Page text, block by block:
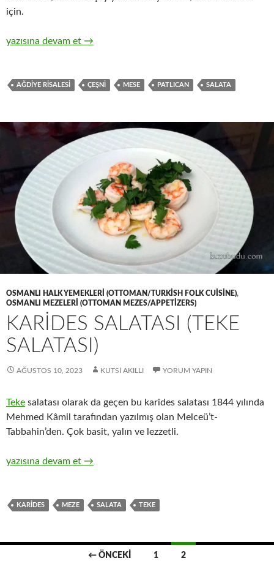
için.
Tarla Balığı
yazısına devam et →
AĞDIYE RISALESI ÇEŞNI MESE PATLICAN SALATA
OSMANLI HALK YEMEKLERI (OTTOMAN/TURKISH FOLK CUISINE),
OSMANLI MEZELERI (OTTOMAN MEZES/APPETIZERS)
KARİDES SALATASI (TEKE
SALATASI)
AĞUSTOS 10, 2023 KUTSI AKILLI YORUM YAPIN
Teke salatası olarak da geçen bu karides salatası 1844 yılında
Mehmed Kâmil tarafından yazılmış olan Melceü’t-
Tabbahin’den. Çok basit, yalın ve lezzetli.
KARİDES SALATASI (TEKE SALATASI)
yazısına devam et →
KARIDES MEZE SALATA TEKE
← ÖNCEKI 1 2